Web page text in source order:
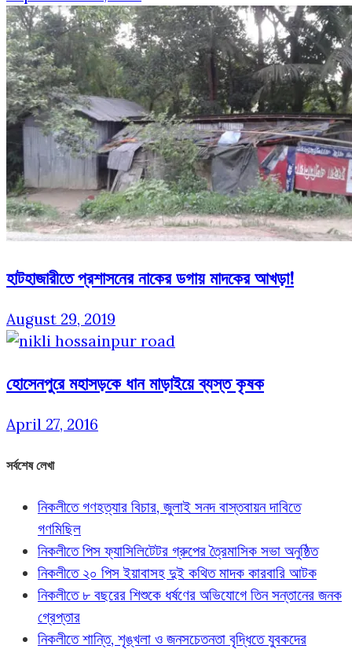
হাটহাজারীতে প্রশাসনের নাকের ডগায় মাদকের আখড়া!
August 29, 2019
হোসেনপুরে মহাসড়কে ধান মাড়াইয়ে ব্যস্ত কৃষক
April 27, 2016
সর্বশেষ লেখা
নিকলীতে গণহত্যার বিচার, জুলাই সনদ বাস্তবায়ন দাবিতে
গণমিছিল
নিকলীতে পিস ফ্যাসিলিটেটর গ্রুপের ত্রৈমাসিক সভা অনুষ্ঠিত
নিকলীতে ২০ পিস ইয়াবাসহ দুই কথিত মাদক কারবারি আটক
নিকলীতে ৮ বছরের শিশুকে ধর্ষণের অভিযোগে তিন সন্তানের জনক
গ্রেপ্তার
নিকলীতে শান্তি, শৃঙ্খলা ও জনসচেতনতা বৃদ্ধিতে যুবকদের